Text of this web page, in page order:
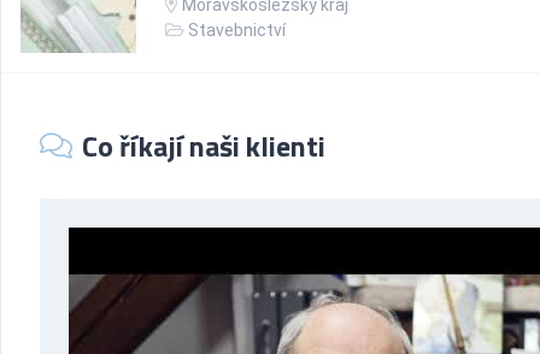
Moravskoslezský kraj
Stavebnictví
Co říkají naši klienti